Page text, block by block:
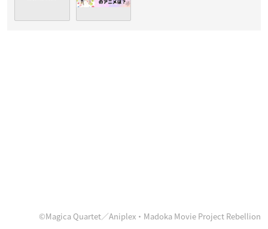
©Magica Quartet／Aniplex・Madoka Movie Project Rebellion